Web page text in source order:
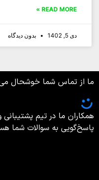
READ MORE »
دی 5, 1402 بدون دیدگاه
ما از تماس شما خوشحال
همکاران ما در تیم
پاسخ‌گویی به سوالات شما